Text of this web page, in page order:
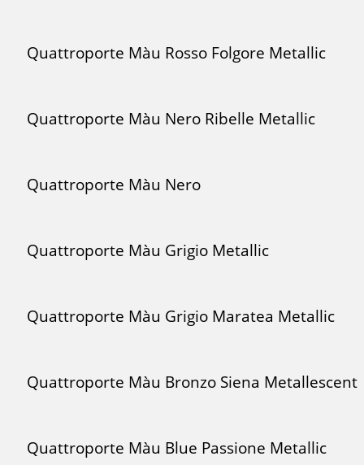
Quattroporte Màu Rosso Folgore Metallic
Quattroporte Màu Nero Ribelle Metallic
Quattroporte Màu Nero
Quattroporte Màu Grigio Metallic
Quattroporte Màu Grigio Maratea Metallic
Quattroporte Màu Bronzo Siena Metallescent
Quattroporte Màu Blue Passione Metallic